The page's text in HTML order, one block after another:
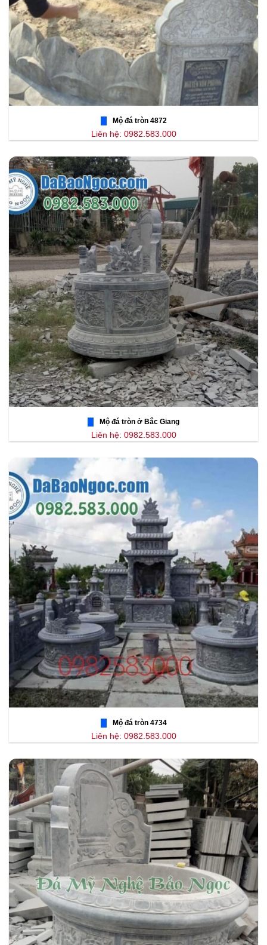
Mộ đá tròn 4872
Liên hệ: 0982.583.000
Mộ đá tròn ở Bắc Giang
Liên hệ: 0982.583.000
Mộ đá tròn 4734
Liên hệ: 0982.583.000